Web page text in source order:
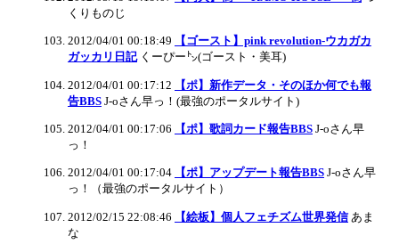
くりものじ
2012/04/01 00:18:49
【ゴースト】pink revolution-ウカガカ
ガッカリ日記 くーぴー㌧(ゴースト・美耳)
2012/04/01 00:17:12
【ポ】新作データ・そのほか何でも報
告BBS J-oさん早っ！(最強のポータルサイト)
2012/04/01 00:17:06 【ポ】歌詞カード報告BBS J-oさん早
っ！
2012/04/01 00:17:04 【ポ】アップデート報告BBS J-oさん早
っ！（最強のポータルサイト）
2012/02/15 22:08:46 【絵板】個人フェチズム世界発信 あま
な